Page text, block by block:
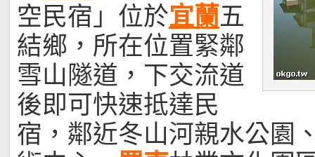
空民宿」位於宜蘭五
結鄉，所在位置緊鄰
雪山隧道，下交流道
後即可快速抵達民
宿，鄰近冬山河親水公園